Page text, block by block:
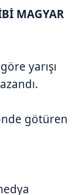
MAGYAR
yarışı
götüren